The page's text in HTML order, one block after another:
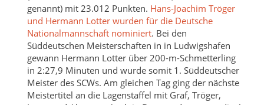
genannt) mit 23.012 Punkten. Hans-Joachim Tröger
und Hermann Lotter wurden für die Deutsche
Nationalmannschaft nominiert. Bei den
Süddeutschen Meisterschaften in in Ludwigshafen
gewann Hermann Lotter über 200-m-Schmetterling
in 2:27,9 Minuten und wurde somit 1. Süddeutscher
Meister des SCWs. Am gleichen Tag ging der nächste
Meistertitel an die Lagenstaffel mit Graf, Tröger,